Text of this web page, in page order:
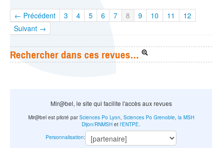
← Précédent 3 4 5 6 7 8 9 10 11
12
Suivant →
Rechercher dans ces revues…
Mir@bel, le site qui facilite l'accès aux revues
Mir@bel est piloté parSciences Po Lyon Sciences Po Grenoble, la MSH
Dijon/RNMSH et l'ENTPE
Personnalisation: